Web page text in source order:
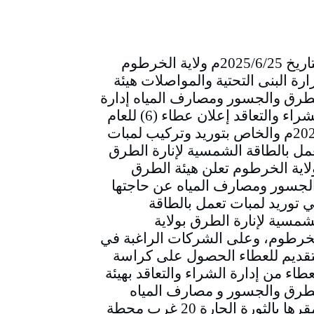
التاريخ 2025/6/25م ولاية الخرطوم
البنى التحتية والمواصلات هيئة
والجسور ومصارف المياه إدارة
الشراء والتعاقد إعلان عطاء (6) للعام
2025م والخاص بتوريد وتركيب لمبات
بالطاقة الشمسية لإنارة الطرق
الخرطوم تعلن هيئة الطرق
ومصارف المياه عن حاجتها
توريد لمبات تعمل بالطاقة
لإنارة الطرق بولاية
وعلى الشركات الراغبة في
للعطاء الحصول على كراسة
من إدارة الشراء والتعاقد بهيئة
والجسور و مصارف المياه
بمقرها بالثورة الحارة 20 غرب محطة